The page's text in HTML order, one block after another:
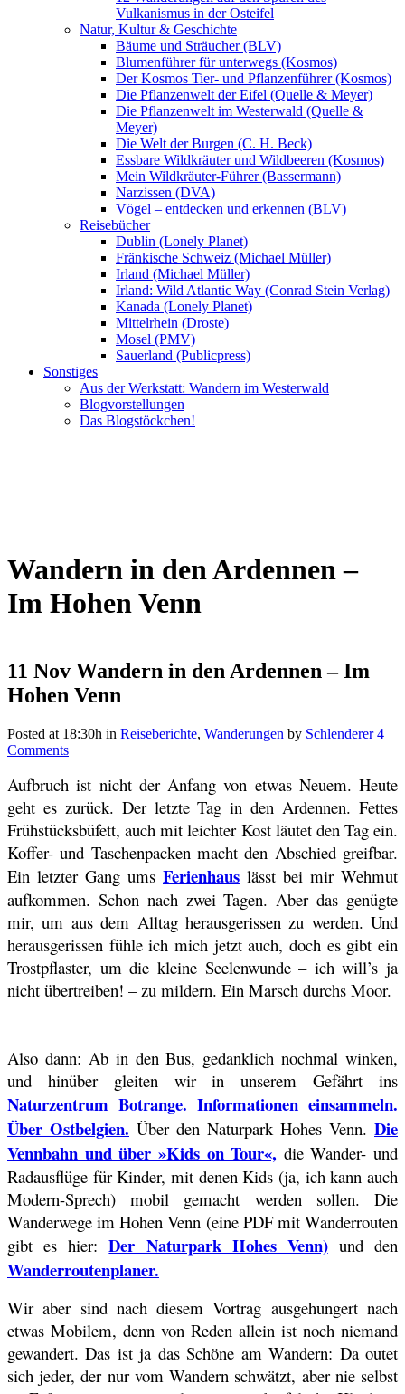
Vulkanismus in der Osteifel
Natur, Kultur & Geschichte
Bäume und Sträucher (BLV)
Blumenführer für unterwegs (Kosmos)
Der Kosmos Tier- und Pflanzenführer (Kosmos)
Die Pflanzenwelt der Eifel (Quelle & Meyer)
Die Pflanzenwelt im Westerwald (Quelle &
Meyer)
Die Welt der Burgen (C. H. Beck)
Essbare Wildkräuter und Wildbeeren (Kosmos)
Mein Wildkräuter-Führer (Bassermann)
Narzissen (DVA)
Vögel – entdecken und erkennen (BLV)
Reisebücher
Dublin (Lonely Planet)
Fränkische Schweiz (Michael Müller)
Irland (Michael Müller)
Irland: Wild Atlantic Way (Conrad Stein Verlag)
Kanada (Lonely Planet)
Mittelrhein (Droste)
Mosel (PMV)
Sauerland (Publicpress)
Sonstiges
Aus der Werkstatt: Wandern im Westerwald
Blogvorstellungen
Das Blogstöckchen!
Wandern in den Ardennen –
Im Hohen Venn
11 Nov Wandern in den Ardennen – Im
Hohen Venn
Posted at 18:30h in Reiseberichte, Wanderungen by Schlenderer 4
Comments
Aufbruch ist nicht der Anfang von etwas Neuem. Heute
geht es zurück. Der letzte Tag in den Ardennen. Fettes
Frühstücksbüfett, auch mit leichter Kost läutet den Tag ein.
Koffer- und Taschenpacken macht den Abschied greifbar.
Ein letzter Gang ums Ferienhaus lässt bei mir Wehmut
aufkommen. Schon nach zwei Tagen. Aber das genügte
mir, um aus dem Alltag herausgerissen zu werden. Und
herausgerissen fühle ich mich jetzt auch, doch es gibt ein
Trostpflaster, um die kleine Seelenwunde – ich will’s ja
nicht übertreiben! – zu mildern. Ein Marsch durchs Moor.
Also dann: Ab in den Bus, gedanklich nochmal winken,
und hinüber gleiten wir in unserem Gefährt ins
Naturzentrum Botrange. Informationen einsammeln.
Über Ostbelgien. Über den Naturpark Hohes Venn. Die
Vennbahn und über »Kids on Tour«, die Wander- und
Radausflüge für Kinder, mit denen Kids (ja, ich kann auch
Modern-Sprech) mobil gemacht werden sollen. Die
Wanderwege im Hohen Venn (eine PDF mit Wanderrouten
gibt es hier:Der Naturpark Hohes Venn)und den
Wanderroutenplaner.
Wir aber sind nach diesem Vortrag ausgehungert nach
etwas Mobilem, denn von Reden allein ist noch niemand
gewandert. Das ist ja das Schöne am Wandern: Da outet
sich jeder, der nur vom Wandern schwätzt, aber nie selbst